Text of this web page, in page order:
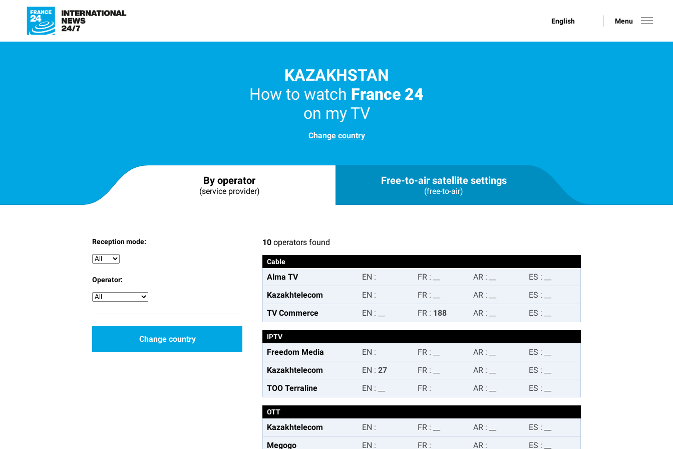
English Menu
KAZAKHSTAN
How to watch France 24
on my TV
Change country
By operator
(service provider)
Free-to-air satellite settings
(free-to-air)
Reception mode:
Operator:
Change country
10 operators found
Cable
Alma TV EN : FR : AR : ES :
Kazakhtelecom
EN : FR : AR : ES :
TV Commerce
EN : FR : 188 AR : ES :
IPTV
Freedom Media EN : FR : AR : ES :
Kazakhtelecom
EN : 27 FR : AR : ES :
TOO Terraline
EN : FR : AR : ES :
OTT
Kazakhtelecom EN : FR : AR : ES :
Megogo
EN : FR : AR : ES :